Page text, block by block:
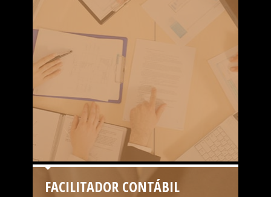
FACILITADOR CONTÁBIL
FACILITADOR CONTÁBIL
Links variados de utilidade contábil. Comprovantes,
Tabelas de CNPJ, Simples, DARFs, Extratos, Imposto
de Renda, Declarações, Sicalc, e muito mais...